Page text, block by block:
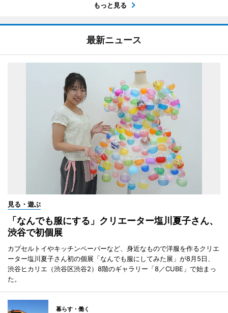
もっと見る
最新ニュース
見る・遊ぶ
「なんでも服にする」クリエーター塩川夏子さん、
渋谷で初個展
カプセルトイやキッチンペーパーなど、身近なもので洋服を作るクリエ
ーター塩川夏子さん初の個展「なんでも服にしてみた展」が8月5日、
渋谷ヒカリエ（渋谷区渋谷2）8階のギャラリー「8／CUBE」で始まっ
た。
暮らす・働く